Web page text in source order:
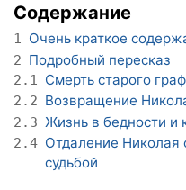
Содержание
1 Очень краткое
2 Подробный пересказ
2.1 Смерть старого
2.2 Возвращение
2.3 Жизнь в бедности и
2.4 Отдаление Николая
судьбой